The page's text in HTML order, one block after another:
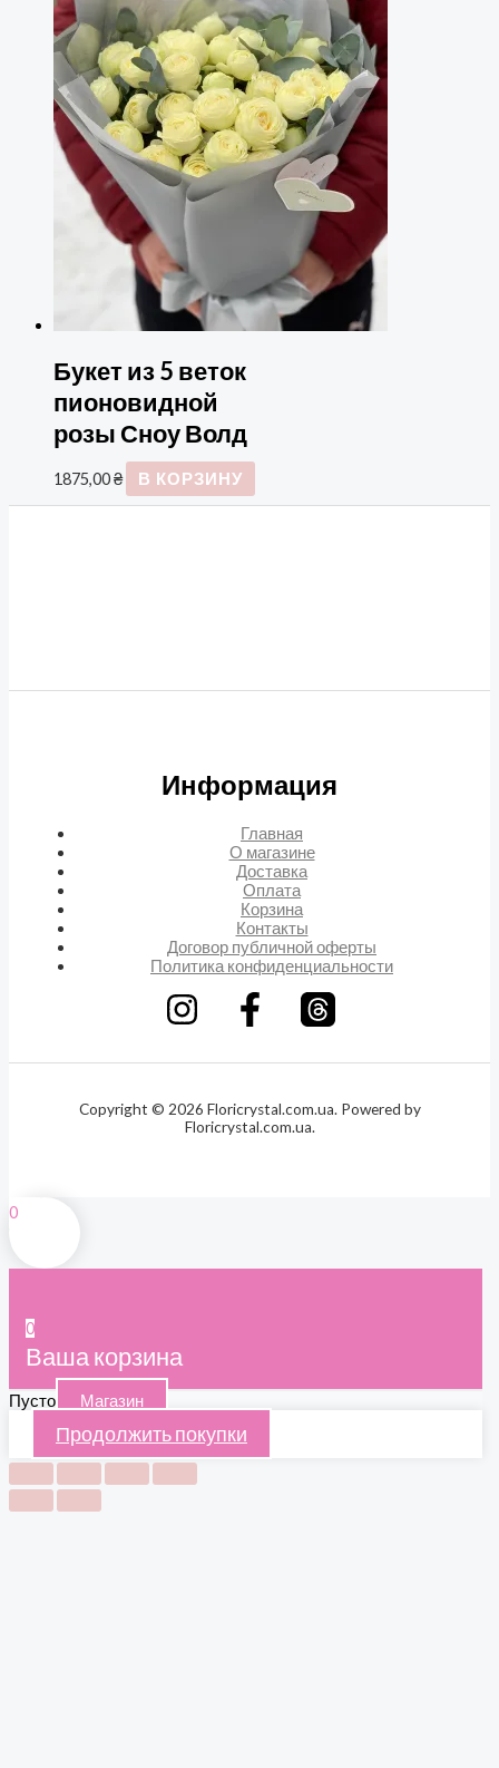
Букет из 5 веток
пионовидной
розы Сноу Волд
1875,00₴ В КОРЗИНУ
Информация
Главная
О магазине
Доставка
Оплата
Корзина
Контакты
Договор публичной оферты
Политика конфиденциальности
Copyright © 2026 Floricrystal.com.ua. Powered by
Floricrystal.com.ua.
0
0
Ваша корзина
Пусто Магазин
Продолжить покупки